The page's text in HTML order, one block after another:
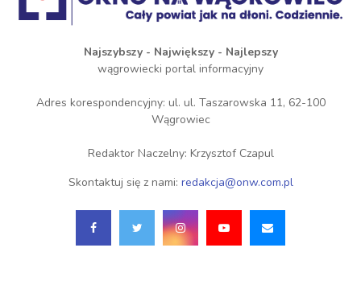
Najszybszy - Największy - Najlepszy
wągrowiecki portal informacyjny
Adres korespondencyjny: ul. ul. Taszarowska 11, 62-100
Wągrowiec
Redaktor Naczelny: Krzysztof Czapul
Skontaktuj się z nami: redakcja@onw.com.pl